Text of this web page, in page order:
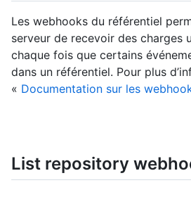
Les webhooks du référentiel
serveur de recevoir des charges
chaque fois que certains
dans un référentiel. Pour plus
« Documentation sur les
List repository